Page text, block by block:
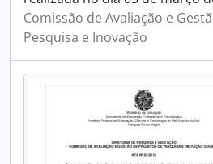
Comissão de Avaliação e
Pesquisa e Inovação